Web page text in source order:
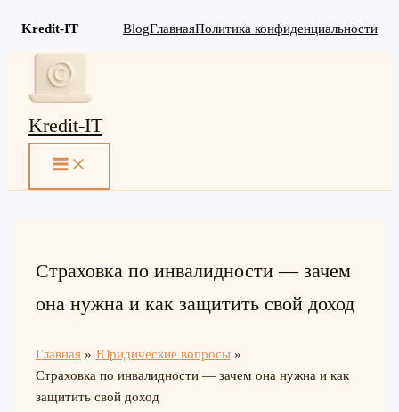
Kredit-IT BlogГлавнаяПолитика конфиденциальности
Перейти
содержимому
Kredit-IT
MAIN
Страховка по инвалидности — зачем
она нужна и как защитить свой доход
Главная
Юридические вопросы
Страховка по инвалидности — зачем она нужна и как
защитить свой доход